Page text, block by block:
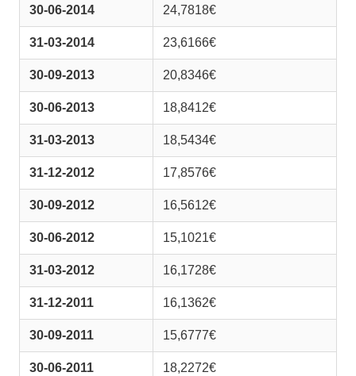
30-06-2014 24,7818€
31-03-2014 23,6166€
30-09-2013 20,8346€
30-06-2013 18,8412€
31-03-2013 18,5434€
31-12-2012 17,8576€
30-09-2012 16,5612€
30-06-2012 15,1021€
31-03-2012 16,1728€
31-12-2011 16,1362€
30-09-2011 15,6777€
30-06-2011 18,2272€